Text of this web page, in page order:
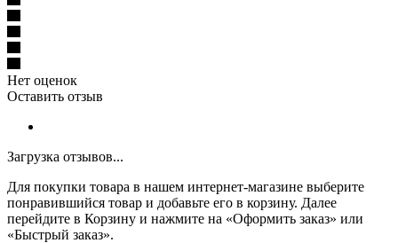
Нет оценок
Оставить отзыв
Загрузка отзывов...
Для покупки товара в нашем интернет-магазине выберите
понравившийся товар и добавьте его в корзину. Далее
перейдите в Корзину и нажмите на «Оформить заказ» или
«Быстрый заказ».